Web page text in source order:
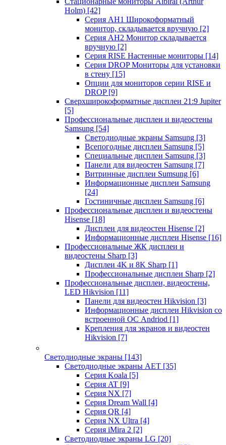
Holm) [42]
Серия AH1 Широкоформатный
монитор, складывается вручную [2]
Серия AH2 Монитор складывается
вручную [2]
Серия RISE Настенные мониторы [14]
Серия DROP Мониторы для установки
в стену [15]
Опции для мониторов серии RISE и
DROP [9]
Сверхширокоформатные дисплеи 21:9 Jupiter
[5]
Профессиональные дисплеи и видеостены
Samsung [54]
Светодиодные экраны Samsung [3]
Всепогодные дисплеи Samsung [5]
Специальные дисплеи Samsung [3]
Панели для видеостен Samsung [7]
Витринные дисплеи Sumsung [6]
Информационные дисплеи Samsung
[24]
Гостиничные дисплеи Samsung [6]
Профессиональные дисплеи и видеостены
Hisense [18]
Дисплеи для видеостен Hisense [2]
Информационные дисплеи Hisense [16]
Профессиональные ЖК дисплеи и
видеостены Sharp [3]
Дисплеи 4K и 8K Sharp [1]
Профессиональные дисплеи Sharp [2]
Профессиональные дисплеи, видеостены,
LED Hikvision [11]
Панели для видеостен Hikvision [3]
Информационные дисплеи Hikvision со
встроенной ОС Andriod [1]
Крепления для экранов и видеостен
Hikvision [7]
Светодиодные экраны [143]
Светодиодные экраны AET [35]
Cерия Koala [5]
Серия AT [9]
Серия NX [7]
Серия Dream Wall [4]
Серия QR [4]
Серия NX Ultra [4]
Серия iMira 2 [2]
Светодиодные экраны LG [20]